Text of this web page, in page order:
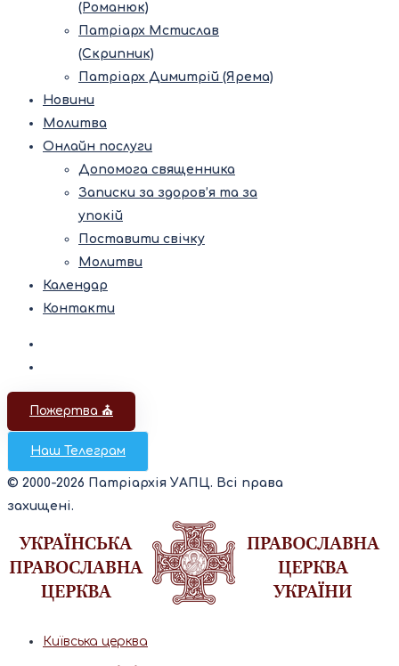
(Романюк)
Патріарх Мстислав
(Скрипник)
Патріарх Димитрій (Ярема)
Новини
Молитва
Онлайн послуги
Допомога священника
Записки за здоров’я та за
упокій
Поставити свічку
Молитви
Календар
Контакти
Пожертва ⛪️
Наш Телеграм
© 2000-2026 Патріархія УАПЦ. Всі права
захищені.
Київська церква